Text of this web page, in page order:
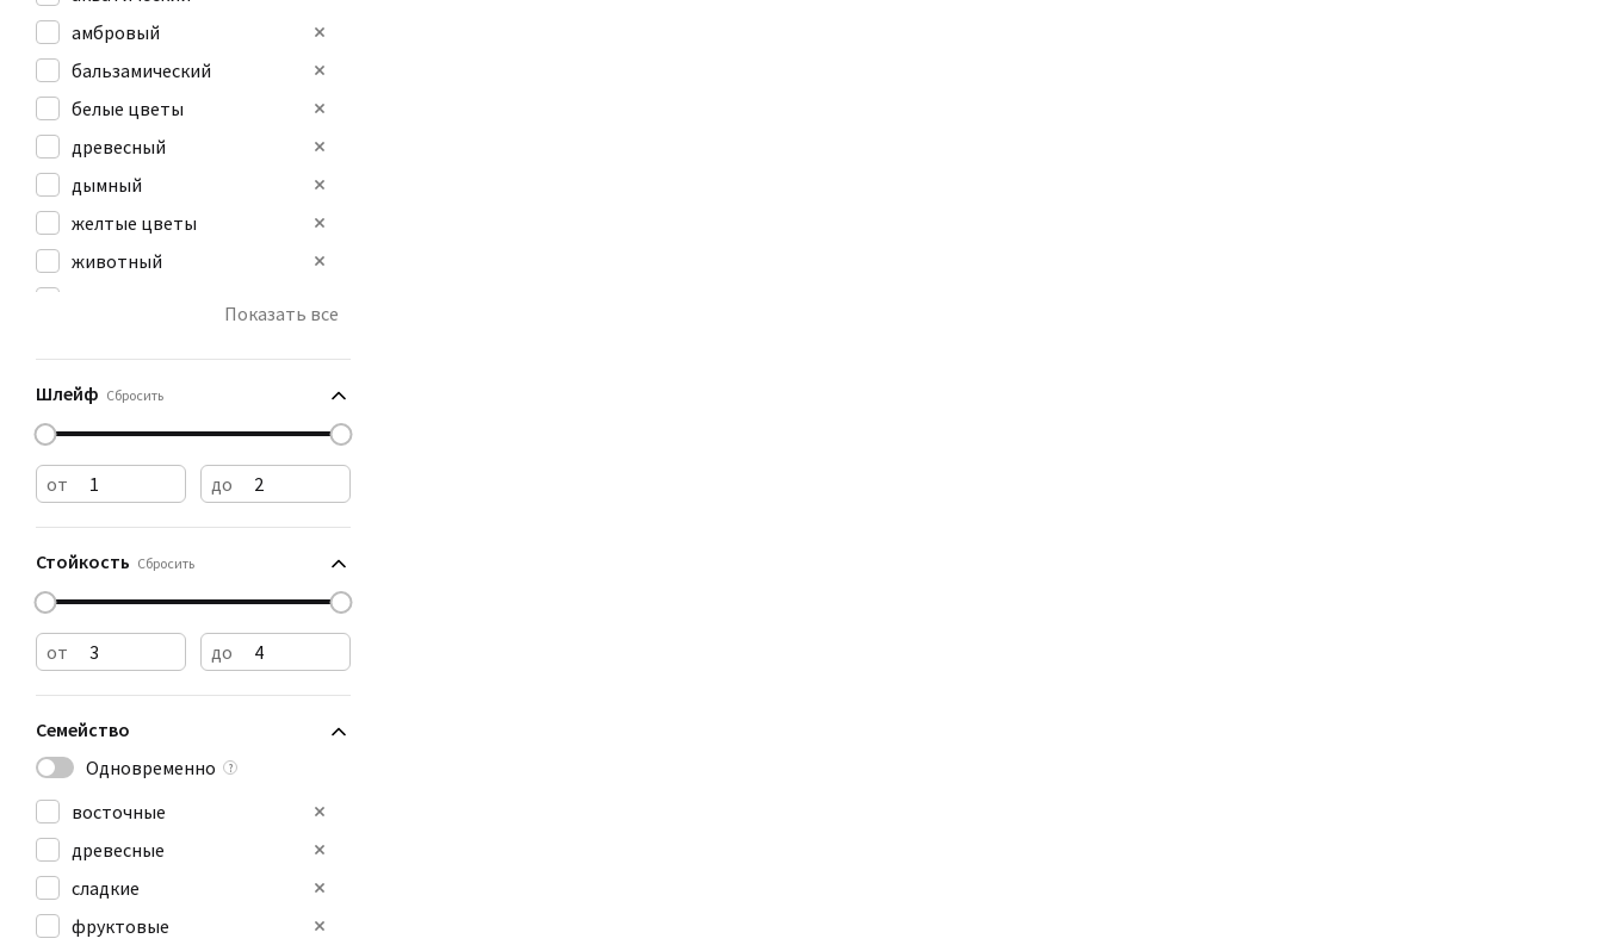
амбровый
бальзамический
белые цветы
древесный
дымный
желтые цветы
животный
Показать все
Шлейф Сбросить
от до
Стойкость Сбросить
от до
Семейство
Одновременно
?
восточные
древесные
сладкие
фруктовые